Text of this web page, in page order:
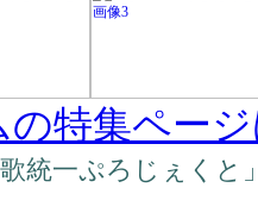
の特集ペー
統一ぷろじぇくと